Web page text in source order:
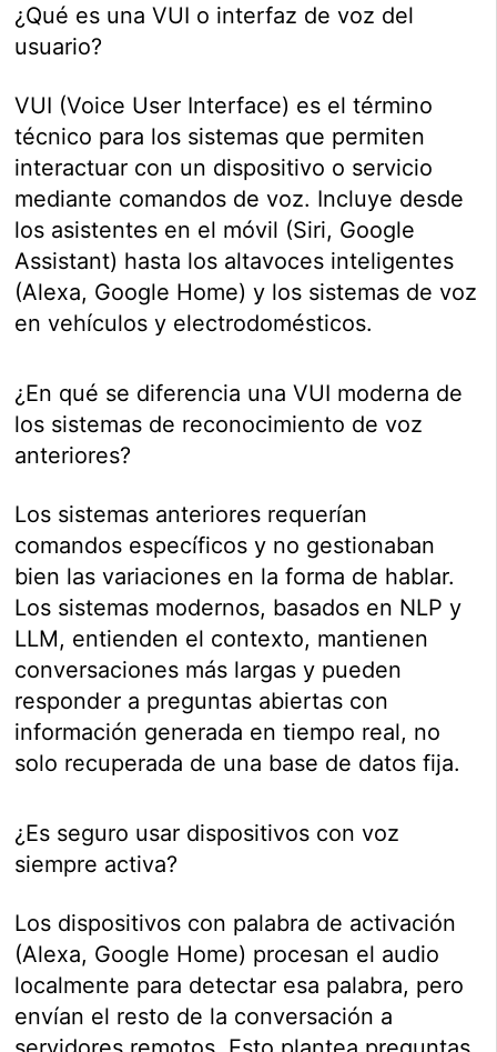
¿Qué es una VUI o interfaz de voz del
usuario?
VUI (Voice User Interface) es el término
técnico para los sistemas que permiten
interactuar con un dispositivo o servicio
mediante comandos de voz. Incluye desde
los asistentes en el móvil (Siri, Google
Assistant) hasta los altavoces inteligentes
(Alexa, Google Home) y los sistemas de voz
en vehículos y electrodomésticos.
¿En qué se diferencia una VUI moderna de
los sistemas de reconocimiento de voz
anteriores?
Los sistemas anteriores requerían
comandos específicos y no gestionaban
bien las variaciones en la forma de hablar.
Los sistemas modernos, basados en NLP y
LLM, entienden el contexto, mantienen
conversaciones más largas y pueden
responder a preguntas abiertas con
información generada en tiempo real, no
solo recuperada de una base de datos fija.
¿Es seguro usar dispositivos con voz
siempre activa?
Los dispositivos con palabra de activación
(Alexa, Google Home) procesan el audio
localmente para detectar esa palabra, pero
envían el resto de la conversación a